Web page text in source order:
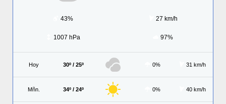
43% 27 km/h
1007 hPa 97%
Hoy 30º / 25º 0% 31 km/h
Mñn. 34º / 24º 0% 40 km/h